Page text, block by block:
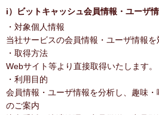
i）ビットキャッシュ会員情報・ユーザ
・対象個人情報
当社サービスの会員情報・ユーザ情報を
・取得方法
Webサイト等より直接取得いたします。
・利用目的
会員情報・ユーザ情報を分析し、趣味
のご案内